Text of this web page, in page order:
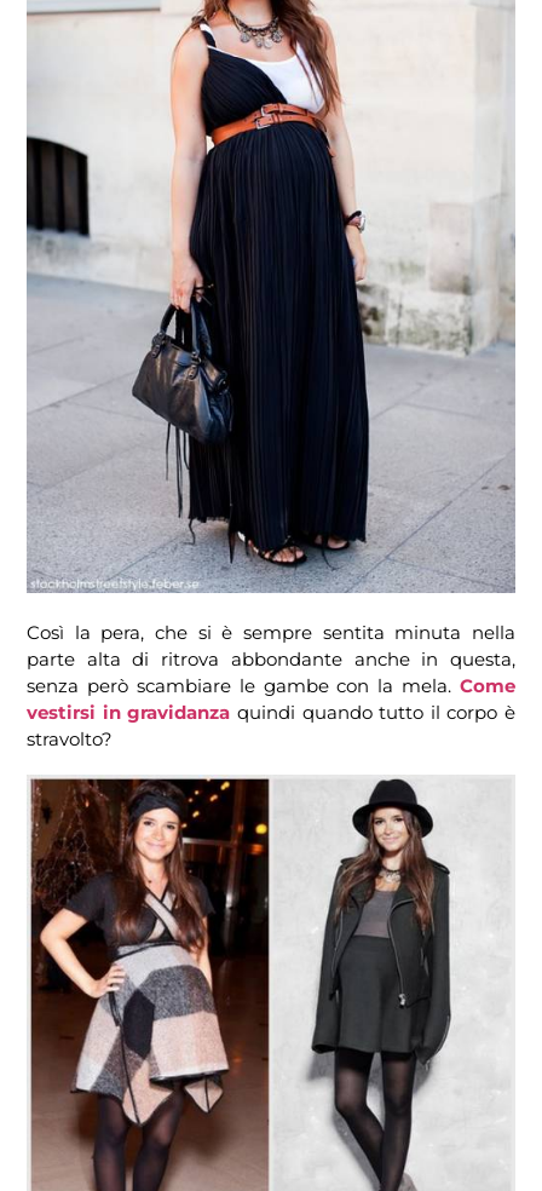
Così la pera, che si è sempre sentita minuta nella
parte alta di ritrova abbondante anche in questa,
senza però scambiare le gambe con la mela. Come
vestirsi in gravidanza quindi quando tutto il corpo è
stravolto?